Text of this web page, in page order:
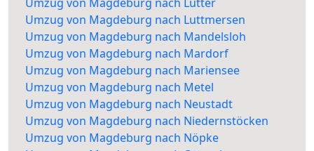
Umzug von Magdeburg nach Luttmersen
Umzug von Magdeburg nach Mandelsloh
Umzug von Magdeburg nach Mardorf
Umzug von Magdeburg nach Mariensee
Umzug von Magdeburg nach Metel
Umzug von Magdeburg nach Neustadt
Umzug von Magdeburg nach Niedernstöcken
Umzug von Magdeburg nach Nöpke